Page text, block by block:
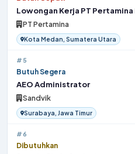
Lowongan Kerja PT
PT Pertamina
Kota Medan, Sumatera Utara
#5
Butuh Segera
AEO Administrator
Sandvik
Surabaya, Jawa Timur
#6
Dibutuhkan